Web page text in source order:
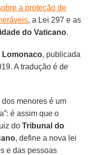
a proteção de
, a Lei 297 e as
do Vaticano.
Lomonaco, publicada
A tradução é de
menores é um
é assim que o
doTribunal do
, define a nova lei
e das pessoas